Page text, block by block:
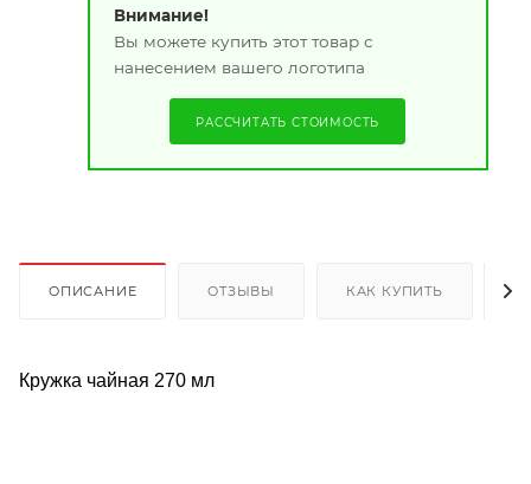
Внимание!
Вы можете купить этот товар с
нанесением вашего логотипа
РАССЧИТАТЬ СТОИМОСТЬ
ОПИСАНИЕ ОТЗЫВЫ КАК КУПИТЬ
Кружка чайная 270 мл